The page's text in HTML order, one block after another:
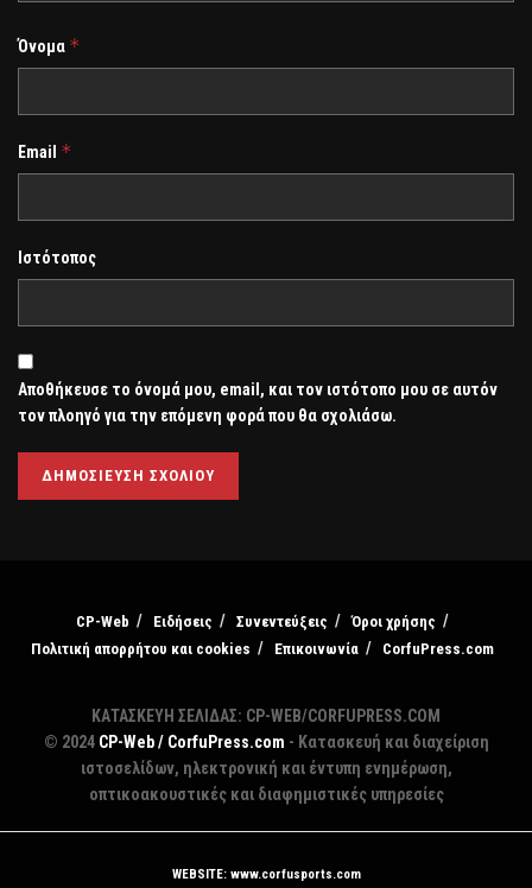
Όνομα *
Email *
Ιστότοπος
Αποθήκευσε το όνομά μου, email, και τον ιστότοπο μου σε αυτόν
τον πλοηγό για την επόμενη φορά που θα σχολιάσω.
CP-Web Ειδήσεις Συνεντεύξεις
Όροι χρήσης
Πολιτική απορρήτου και cookies
Επικοινωνία CorfuPress.com
ΚΑΤΑΣΚΕΥΗ ΣΕΛΙΔΑΣ: CP-WEB/CORFUPRESS.COM
© 2024 CP-Web / CorfuPress.com - Κατασκευή και διαχείριση
ιστοσελίδων, ηλεκτρονική και έντυπη ενημέρωση,
οπτικοακουστικές και διαφημιστικές υπηρεσίες
WEBSITE: www.corfusports.com